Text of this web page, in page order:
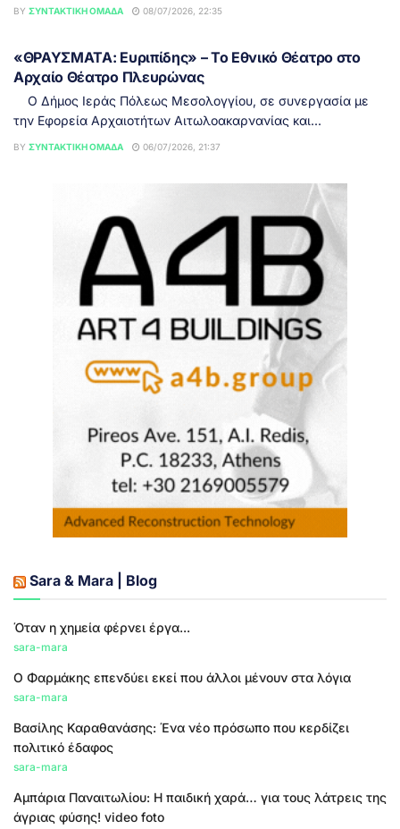
BY ΣΥΝΤΑΚΤΙΚΉ ΟΜΆΔΑ 08/07/2026, 22:35
«ΘΡΑΥΣΜΑΤΑ: Ευριπίδης» – Το Εθνικό Θέατρο στο
Αρχαίο Θέατρο Πλευρώνας
Ο Δήμος Ιεράς Πόλεως Μεσολογγίου, σε συνεργασία με
την Εφορεία Αρχαιοτήτων Αιτωλοακαρνανίας και...
BY ΣΥΝΤΑΚΤΙΚΉ ΟΜΆΔΑ 06/07/2026, 21:37
Sara & Mara | Blog
Όταν η χημεία φέρνει έργα...
sara-mara
Ο Φαρμάκης επενδύει εκεί που άλλοι μένουν στα λόγια
sara-mara
Βασίλης Καραθανάσης: Ένα νέο πρόσωπο που κερδίζει
πολιτικό έδαφος
sara-mara
Αμπάρια Παναιτωλίου: Η παιδική χαρά… για τους λάτρεις της
άγριας φύσης! video foto